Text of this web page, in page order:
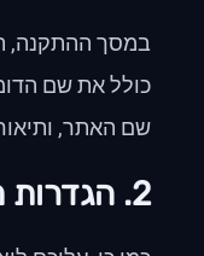
במסך ההתקנה,
כולל את שם
שם האתר,
2. הגדרות מנהל